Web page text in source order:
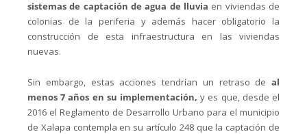
sistemas de captación de agua de lluvia en viviendas de
colonias de la periferia y además hacer obligatorio la
construcción de esta infraestructura en las viviendas
nuevas.
Sin embargo, estas acciones tendrían un retraso de al
menos 7 años en su implementación, y es que, desde el
2016 el Reglamento de Desarrollo Urbano para el municipio
de Xalapa contempla en su artículo 248 que la captación de